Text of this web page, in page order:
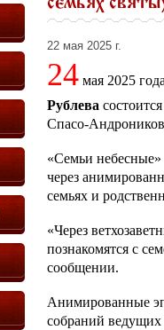
22 мая 2025 г.
24 мая 2025
Рублева
Спасо-
«Семьи небесные»
через
семьях и
«Через
познакомятся с
сообщении.
Анимированные
собраний ведущих